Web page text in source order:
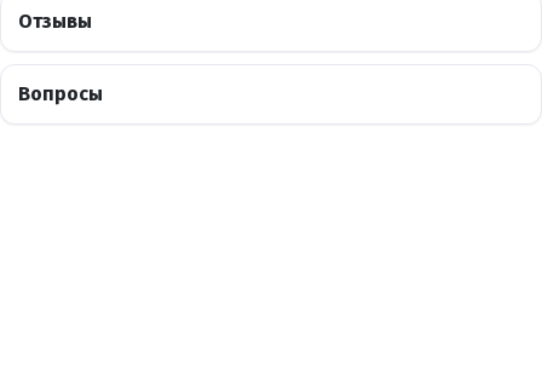
Отзывы
Вопросы